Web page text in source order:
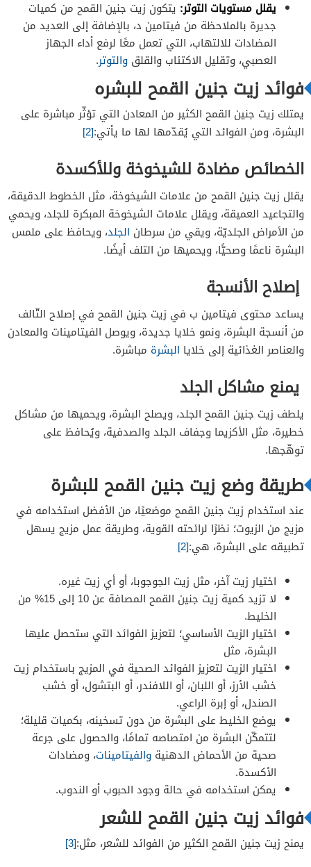
يقلل مستويات التوتر: يتكون زيت جنين القمح من كميات
جديرة بالملاحظة من فيتامين د، بالإضافة إلى العديد من
المضادات للالتهاب، التي تعمل معًا لرفع أداء الجهاز
العصبي، وتقليل الاكتئاب والقلق والتوتر.
فوائد زيت جنين القمح للبشره
يمتلك زيت جنين القمح الكثير من المعادن التي تؤثّر مباشرة على
البشرة، ومن الفوائد التي يُقدّمها لها ما يأتي:[2]
الخصائص مضادة للشيخوخة وللأكسدة
يقلل زيت جنين القمح من علامات الشيخوخة، مثل الخطوط الدقيقة،
والتجاعيد العميقة، ويقلل علامات الشيخوخة المبكرة للجلد، ويحمي
من الأمراض الجلديّة، ويقي من سرطان الجلد، ويحافظ على ملمس
البشرة ناعمًا وصحيًّا، ويحميها من التلف أيضًا.
إصلاح الأنسجة
يساعد محتوى فيتامين ب في زيت جنين القمح في إصلاح التّالف
من أنسجة البشرة، ونمو خلايا جديدة، ويوصل الفيتامينات والمعادن
والعناصر الغذائية إلى خلايا البشرة مباشرة.
يمنع مشاكل الجلد
يلطف زيت جنين القمح الجلد، ويصلح البشرة، ويحميها من مشاكل
خطيرة، مثل الأكزيما وجفاف الجلد والصدفية، ويُحافظ على
توهّجها.
طريقة وضع زيت جنين القمح للبشرة
عند استخدام زيت جنين القمح موضعيًا، من الأفضل استخدامه في
مزيج من الزيوت؛ نظرًا لرائحته القوية، وطريقة عمل مزيج يسهل
تطبيقه على البشرة، هي:[2]
اختيار زيت آخر، مثل زيت الجوجوبا، أو أي زيت غيره.
لا تزيد كمية زيت جنين القمح المصافة عن 10 إلى 15% من
الخليط.
اختيار الزيت الأساسي؛ لتعزيز الفوائد التي ستحصل عليها
البشرة، مثل
اختيار الزيت لتعزيز الفوائد الصحية في المزيج باستخدام زيت
خشب الأرز، أو اللبان، أو اللافندر، أو البتشول، أو خشب
الصندل، أو إبرة الراعي.
يوضع الخليط على البشرة من دون تسخينه، بكميات قليلة؛
لتتمكّن البشرة من امتصاصه تمامًا، والحصول على جرعة
صحية من الأحماض الدهنية والفيتامينات، ومضادات
الأكسدة.
يمكن استخدامه في حالة وجود الحبوب أو الندوب.
فوائد زيت جنين القمح للشعر
يمنح زيت جنين القمح الكثير من الفوائد للشعر، مثل:[3]